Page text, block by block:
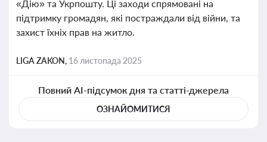
«Дію» та Укрпошту. Ці заходи спрямовані на
підтримку громадян, які постраждали від війни, та
захист їхніх прав на житло.
LIGA ZAKON, 16 листопада 2025
Повний AI-підсумок дня та статті-джерела
ОЗНАЙОМИТИСЯ